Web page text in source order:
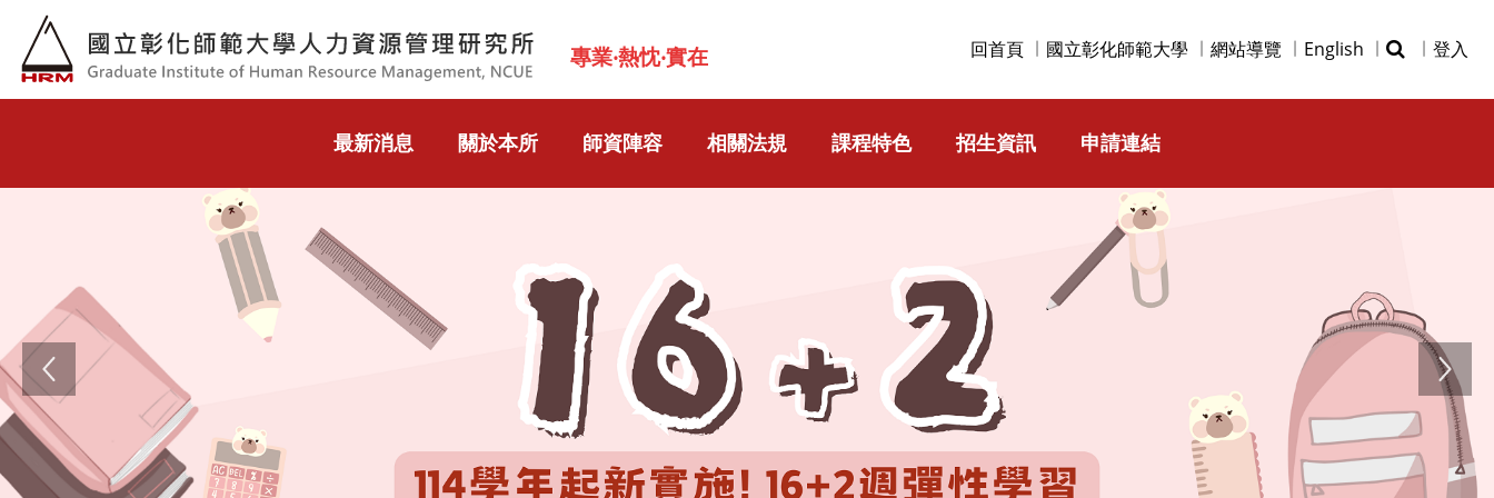
跳到主要內容
專業‧熱忱‧實在 回首頁 國立彰化師範大學 網站導覽 English 登入
最新消息 關於本所 師資陣容 相關法規 課程特色 招生資訊 申請連結
Previous Next